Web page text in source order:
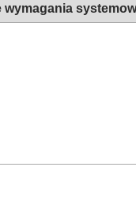
wymagania